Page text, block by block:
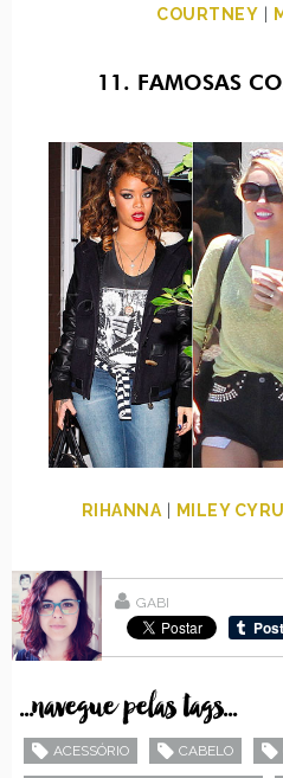
COURTNEY
11. FAMOSAS
RIHANNA | MILEY
GABI
...navegue pelas tags...
ACESSÓRIO CABELO